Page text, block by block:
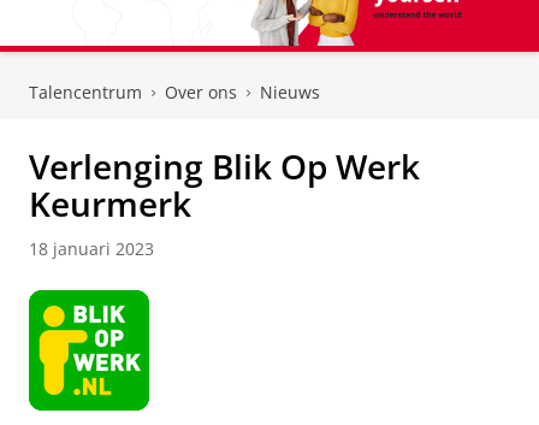
Talencentrum Over ons Nieuws
Verlenging Blik Op Werk
Keurmerk
18 januari 2023